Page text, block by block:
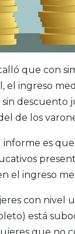
que con
el ingreso
sin descuento
de los
es
el ingreso
con nivel
está